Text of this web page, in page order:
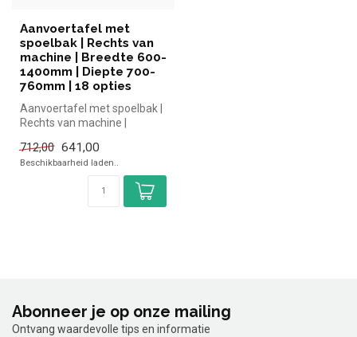
Aanvoertafel met
spoelbak | Rechts van
machine | Breedte 600-
1400mm | Diepte 700-
760mm | 18 opties
Aanvoertafel met spoelbak |
Rechts van machine |
Diepte 700...
712,00 641,00
Beschikbaarheid laden..
Abonneer je op onze mailing
Ontvang waardevolle tips en informatie